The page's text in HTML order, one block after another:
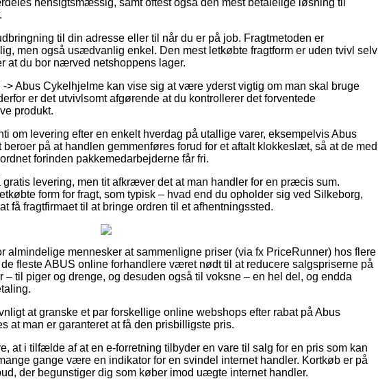
til din adresse eller til når du er på job. Fragtmetoden er
men også usædvanlig enkel. Den mest letkøbte fragtform er uden tvivl selv
at du bor nærved netshoppens lager.
> Abus Cykelhjelme kan vise sig at være yderst vigtig om man skal bruge
er det utvivlsomt afgørende at du kontrollerer det forventede
produkt.
om levering efter en enkelt hverdag på utallige varer, eksempelvis Abus
på at handlen gemmenføres forud for et aftalt klokkeslæt, så at de med
forinden pakkemedarbejderne får fri.
levering, men tit afkræver det at man handler for en præcis sum.
form for fragt, som typisk – hvad end du opholder sig ved Silkeborg,
få fragtfirmaet til at bringe ordren til et afhentningssted.
almindelige mennesker at sammenligne priser (via fx PriceRunner) hos flere
fleste ABUS online forhandlere været nødt til at reducere salgspriserne på
– til piger og drenge, og desuden også til voksne – en hel del, og endda
at granske et par forskellige online webshops efter rabat på Abus
at man er garanteret at få den prisbilligste pris.
at i tilfælde af at en e-forretning tilbyder en vare til salg for en pris som kan
gange være en indikator for en svindel internet handler. Kortkøb er på
der begunstiger dig som køber imod uægte internet handler.